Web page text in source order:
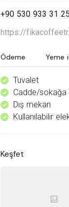
+90 530 933 31 25
https://
Ödeme Yeme
^ Tuvalet
^ Cadde/sokağa
^ Dış mekan
^ Kullanılabilir
Keşfet